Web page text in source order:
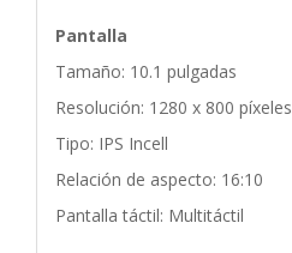
Pantalla
Tamaño: 10.1 pulgadas
Resolución: 1280 x 800 píxeles
Tipo: IPS Incell
Relación de aspecto: 16:10
Pantalla táctil: Multitáctil